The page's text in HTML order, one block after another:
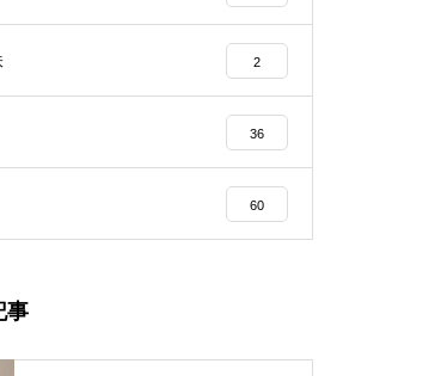
2
36
60
事